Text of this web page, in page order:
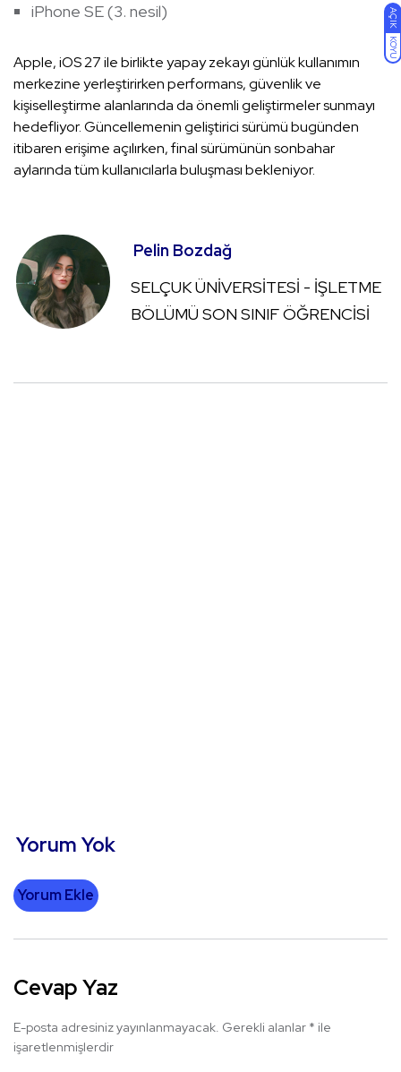
AÇIK
KOYU
iPhone SE (3. nesil)
Apple, iOS 27 ile birlikte yapay zekayı günlük kullanımın
merkezine yerleştirirken performans, güvenlik ve
kişiselleştirme alanlarında da önemli geliştirmeler sunmayı
hedefliyor. Güncellemenin geliştirici sürümü bugünden
itibaren erişime açılırken, final sürümünün sonbahar
aylarında tüm kullanıcılarla buluşması bekleniyor.
Pelin Bozdağ
SELÇUK ÜNİVERSİTESİ - İŞLETME
BÖLÜMÜ SON SINIF ÖĞRENCİSİ
Yorum Yok
Yorum Ekle
Cevap Yaz
E-posta adresiniz yayınlanmayacak. Gerekli alanlar * ile
işaretlenmişlerdir